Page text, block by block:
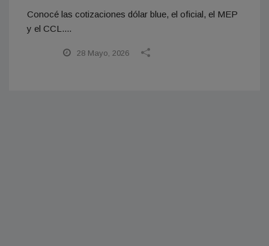
Conocé las cotizaciones dólar blue, el oficial, el MEP
y el CCL....
28 Mayo, 2026